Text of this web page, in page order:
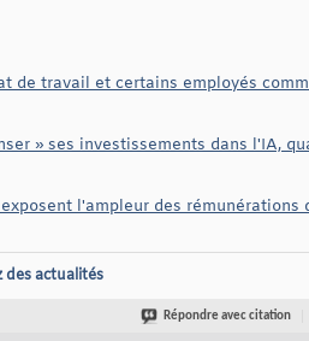
de travail et certains employés
» ses investissements dans l'IA,
l'ampleur des rémunérations
des actualités
Répondre avec citation